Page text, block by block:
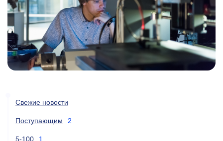
Свежие новости
Поступающим 2
5-100 1